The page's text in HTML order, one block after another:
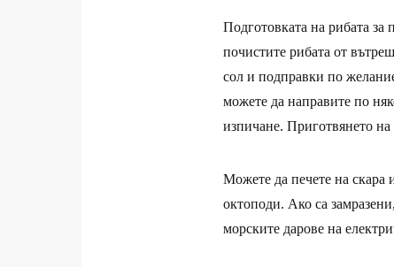
Подготовката на рибата за
почистите рибата от
сол и подправки по
можете да направите по
изпичане. Приготвянето
Можете да печете на
октоподи. Ако са
морските дарове на